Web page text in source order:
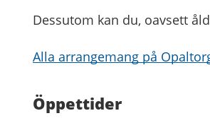
Dessutom kan du, oavsett
Alla arrangemang på
Öppettider